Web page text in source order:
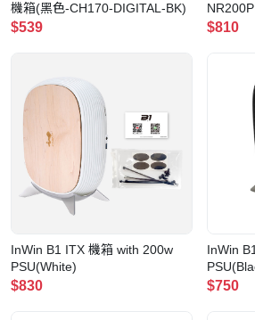
機箱(黑色-CH170-DIGITAL-BK)
$539 $810
InWin B1 ITX 機箱 with 200w
PSU(White)
$830
InWin
$750